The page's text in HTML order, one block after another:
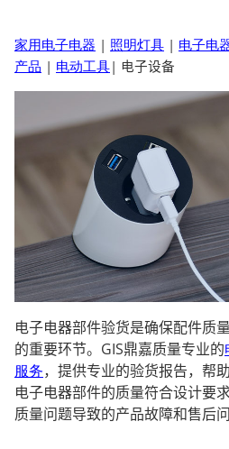
家用电子电器 | 照明灯具 | 电子电
产品 | 电动工具| 电子设备
电子电器部件验货是确保配件质
的重要环节。 GIS鼎嘉质量专业的
服务，提供专业的验货报告，帮
电子电器部件的质量符合设计要
质量问题导致的产品故障和售后问